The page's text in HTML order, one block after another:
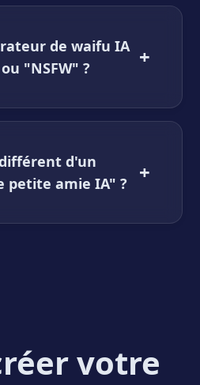
de waifu IA
"NSFW" ?
+
d'un
petite amie IA" ?
+
votre